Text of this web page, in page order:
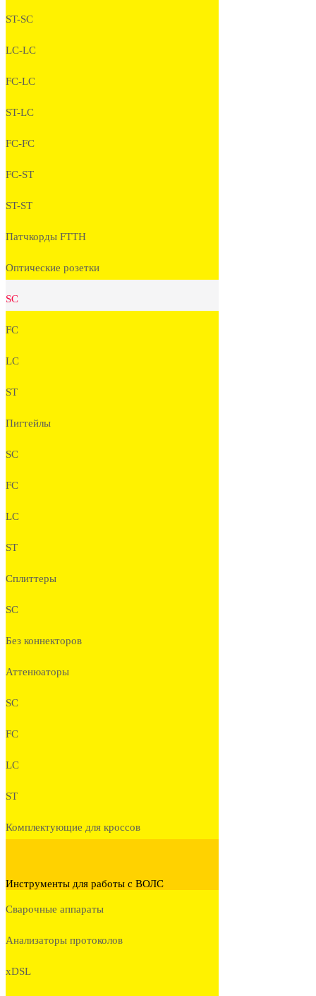
ST-SC
LC-LC
FC-LC
ST-LC
FC-FC
FC-ST
ST-ST
Патчкорды FTTH
Оптические розетки
SC
FC
LC
ST
Пигтейлы
SC
FC
LC
ST
Сплиттеры
SC
Без коннекторов
Аттенюаторы
SC
FC
LC
ST
Комплектующие для кроссов
Инструменты для работы с ВОЛС
Сварочные аппараты
Анализаторы протоколов
xDSL